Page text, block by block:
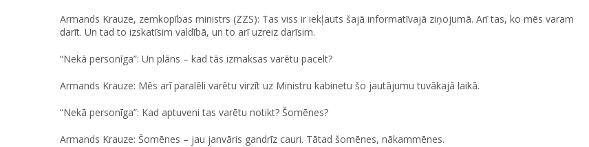
Armands Krauze, zemkopības ministrs (ZZS): Tas viss ir iekļauts šajā informatīvajā ziņojumā. Arī tas, ko mēs varam
darīt. Un tad to izskatīsim valdībā, un to arī uzreiz darīsim.
“Nekā personīga”: Un plāns – kad tās izmaksas varētu pacelt?
Armands Krauze: Mēs arī paralēli varētu virzīt uz Ministru kabinetu šo jautājumu tuvākajā laikā.
“Nekā personīga”: Kad aptuveni tas varētu notikt? Šomēnes?
Armands Krauze: Šomēnes – jau janvāris gandrīz cauri. Tātad šomēnes, nākammēnes.